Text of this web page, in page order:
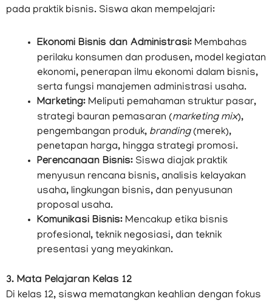
pada praktik bisnis. Siswa akan mempelajari:
Ekonomi Bisnis dan Administrasi: Membahas
perilaku konsumen dan produsen, model kegiatan
ekonomi, penerapan ilmu ekonomi dalam bisnis,
serta fungsi manajemen administrasi usaha.
Marketing: Meliputi pemahaman struktur pasar,
strategi bauran pemasaran (marketing mix),
pengembangan produk, branding(merek),
penetapan harga, hingga strategi promosi.
Perencanaan Bisnis: Siswa diajak praktik
menyusun rencana bisnis, analisis kelayakan
usaha, lingkungan bisnis, dan penyusunan
proposal usaha.
Komunikasi Bisnis: Mencakup etika bisnis
profesional, teknik negosiasi, dan teknik
presentasi yang meyakinkan.
3. Mata Pelajaran Kelas 12
Di kelas 12, siswa mematangkan keahlian dengan fokus